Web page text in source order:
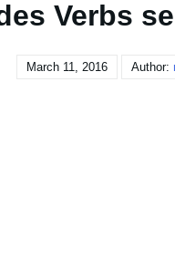
Verbs
March 11, 2016 Author: